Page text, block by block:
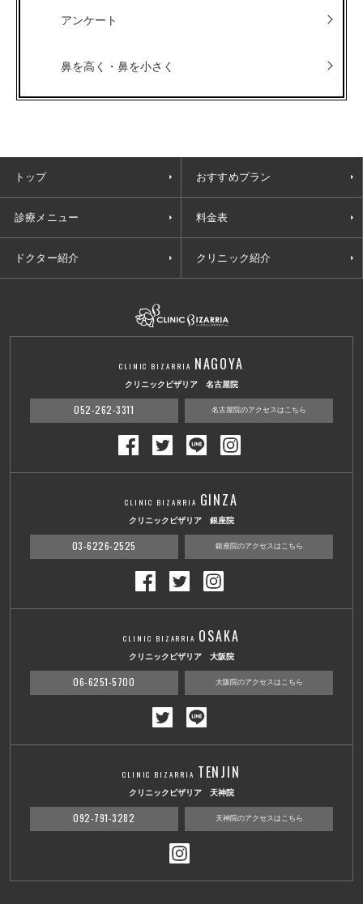
アンケート
鼻を高く・鼻を小さく
CLINIC BIZARRIA NAGOYA
クリニックビザリア 名古屋院
052-262-3311 名古屋院のアクセスはこちら
CLINIC BIZARRIA GINZA
クリニックビザリア 銀座院
03-6226-2525 銀座院のアクセスはこちら
CLINIC BIZARRIA OSAKA
クリニックビザリア 大阪院
06-6251-5700 大阪院のアクセスはこちら
CLINIC BIZARRIA TENJIN
クリニックビザリア 天神院
092-791-3282 天神院のアクセスはこちら
トップ おすすめプラン
診療メニュー 料金表
ドクター紹介 クリニック紹介